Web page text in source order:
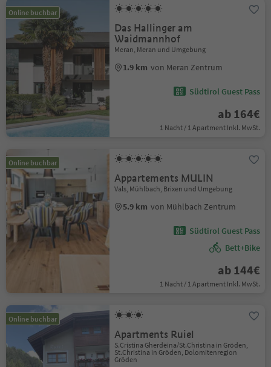
Online buchbar
Das Hallinger am
Waidmannhof
Meran, Meran und Umgebung
1.9 km von Meran Zentrum
Südtirol Guest Pass
ab 164€
1 Nacht / 1 Apartment Inkl. MwSt.
Online buchbar
Appartements MULIN
Vals, Mühlbach, Brixen und Umgebung
5.9 km von Mühlbach Zentrum
Südtirol Guest Pass
Bett+Bike
ab 144€
1 Nacht / 1 Apartment Inkl. MwSt.
Online buchbar
Apartments Ruiel
S.Cristina Gherdëina/St.Christina in Gröden,
St.Christina in Gröden, Dolomitenregion
Gröden